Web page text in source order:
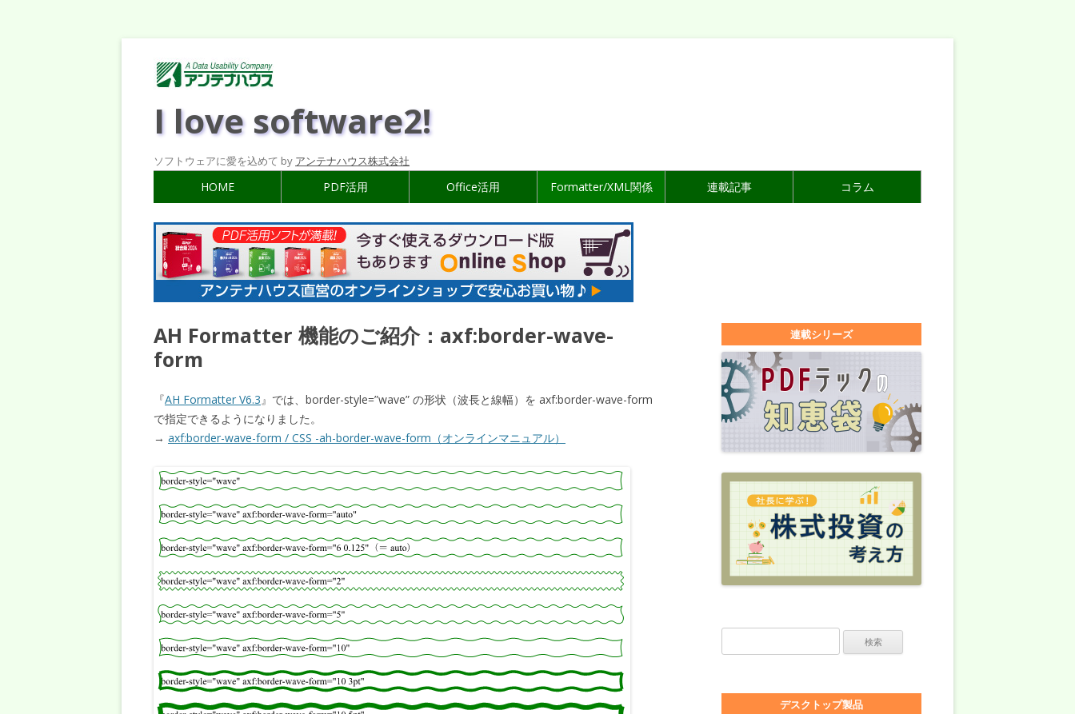
I love software2!
ソフトウェアに愛を込めて by アンテナハウス株式会社
HOME PDF活用 Office活用 Formatter/XML関係 連載記事 コラム
AH Formatter 機能のご紹介：axf:border-wave-
form
『AH Formatter V6.3』では、border-style=”wave” の形状（波長と線幅）を axf:border-wave-form
で指定できるようになりました。
→ axf:border-wave-form / CSS -ah-border-wave-form（オンラインマニュアル）
連載シリーズ
デスクトップ製品